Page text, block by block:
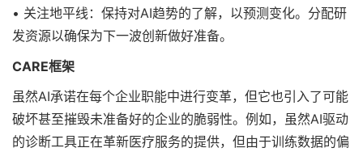
• 关注地平线：保持对AI趋势的了解，以预测变化。分配研
发资源以确保为下一波创新做好准备。
CARE框架
虽然AI承诺在每个企业职能中进行变革，但它也引入了可能
破坏甚至摧毁未准备好的企业的脆弱性。例如，虽然AI驱动
的诊断工具正在革新医疗服务的提供，但由于训练数据的偏